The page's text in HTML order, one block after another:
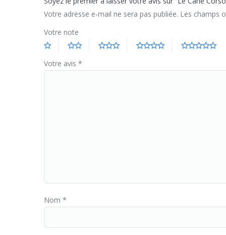
Votre adresse e-mail ne sera pas publiée. Les champs
Votre note
Votre avis *
Nom *